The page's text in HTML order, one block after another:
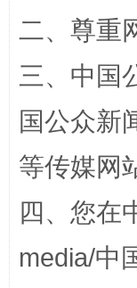
网上购
二、尊重
三、中国
国公众新
等传媒网
四、您在
media/中